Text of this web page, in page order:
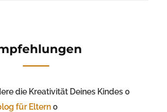
die Kreativität Deines Kindes 0
für Eltern0